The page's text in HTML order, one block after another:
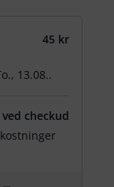
45 kr
13.08..
ved checkud